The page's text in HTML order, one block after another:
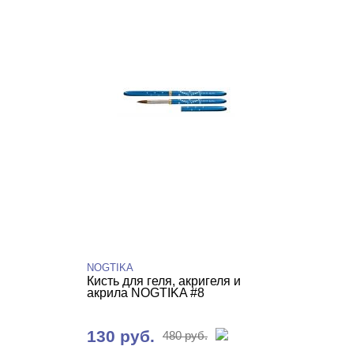
NOGTIKA
Кисть для геля, акригеля и
акрила NOGTIKA #8
130 руб. 480 руб.